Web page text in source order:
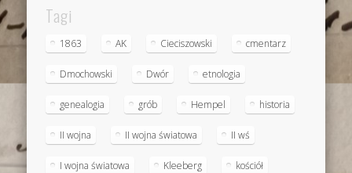
Tagi
1863 AK Cieciszowski cmentarz
Dmochowski Dwór etnologia
genealogia grób Hempel historia
II wojna II wojna światowa II wś
I wojna światowa Kleeberg kościół